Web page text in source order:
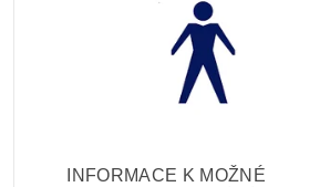
INFORMACE K MOŽNÉ